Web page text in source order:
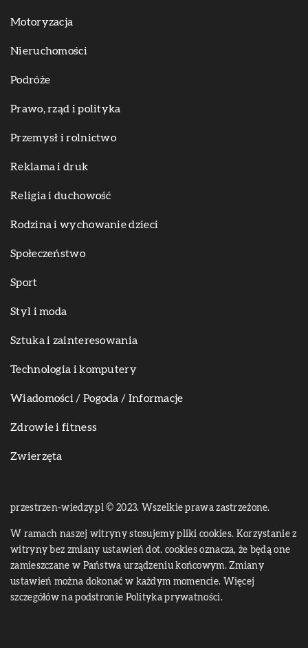
Motoryzacja
Nieruchomości
Podróże
Prawo, rząd i polityka
Przemysł i rolnictwo
Reklama i druk
Religia i duchowość
Rodzina i wychowanie dzieci
Społeczeństwo
Sport
Styl i moda
Sztuka i zainteresowania
Technologia i komputery
Wiadomości / Pogoda / Informacje
Zdrowie i fitness
Zwierzęta
przestrzen-wiedzy.pl © 2023. Wszelkie prawa zastrzeżone.
W ramach naszej witryny stosujemy pliki cookies. Korzystanie z
witryny bez zmiany ustawień dot. cookies oznacza, że będą one
zamieszczane w Państwa urządzeniu końcowym. Zmiany
ustawień można dokonać w każdym momencie. Więcej
szczegółów na podstronie Polityka prywatności.